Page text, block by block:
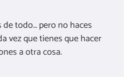
todo… pero no haces
vez que tienes que hacer
a otra cosa.